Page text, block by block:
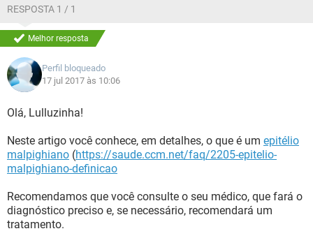
RESPOSTA 1 / 1
Melhor resposta
Perfil bloqueado
17 jul 2017 às 10:06
Olá, Lulluzinha!
Neste artigo você conhece, em detalhes, o que é um epitélio
malpighiano (https://saude.ccm.net/faq/2205-epitelio-
malpighiano-definicao
Recomendamos que você consulte o seu médico, que fará o
diagnóstico preciso e, se necessário, recomendará um
tratamento.